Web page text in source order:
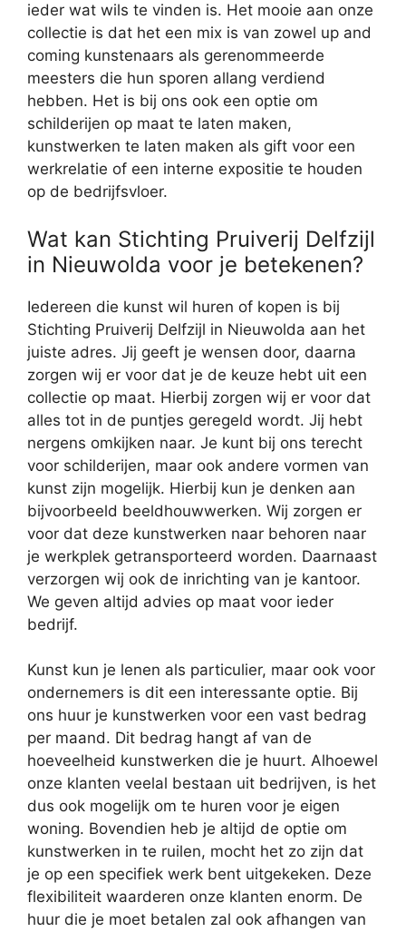
ieder wat wils te vinden is. Het mooie aan onze
collectie is dat het een mix is van zowel up and
coming kunstenaars als gerenommeerde
meesters die hun sporen allang verdiend
hebben. Het is bij ons ook een optie om
schilderijen op maat te laten maken,
kunstwerken te laten maken als gift voor een
werkrelatie of een interne expositie te houden
op de bedrijfsvloer.
Wat kan Stichting Pruiverij Delfzijl
in Nieuwolda voor je betekenen?
Iedereen die kunst wil huren of kopen is bij
Stichting Pruiverij Delfzijl in Nieuwolda aan het
juiste adres. Jij geeft je wensen door, daarna
zorgen wij er voor dat je de keuze hebt uit een
collectie op maat. Hierbij zorgen wij er voor dat
alles tot in de puntjes geregeld wordt. Jij hebt
nergens omkijken naar. Je kunt bij ons terecht
voor schilderijen, maar ook andere vormen van
kunst zijn mogelijk. Hierbij kun je denken aan
bijvoorbeeld beeldhouwwerken. Wij zorgen er
voor dat deze kunstwerken naar behoren naar
je werkplek getransporteerd worden. Daarnaast
verzorgen wij ook de inrichting van je kantoor.
We geven altijd advies op maat voor ieder
bedrijf.
Kunst kun je lenen als particulier, maar ook voor
ondernemers is dit een interessante optie. Bij
ons huur je kunstwerken voor een vast bedrag
per maand. Dit bedrag hangt af van de
hoeveelheid kunstwerken die je huurt. Alhoewel
onze klanten veelal bestaan uit bedrijven, is het
dus ook mogelijk om te huren voor je eigen
woning. Bovendien heb je altijd de optie om
kunstwerken in te ruilen, mocht het zo zijn dat
je op een specifiek werk bent uitgekeken. Deze
flexibiliteit waarderen onze klanten enorm. De
huur die je moet betalen zal ook afhangen van